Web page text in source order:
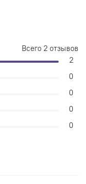
Всего 2 отзывов
2
0
0
0
0